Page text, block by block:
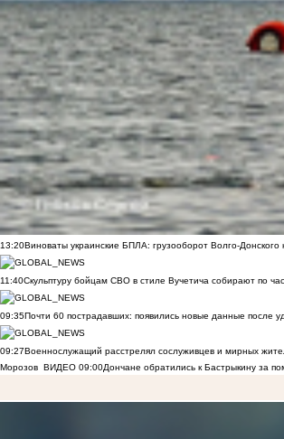
13:20Виноваты украинские БПЛА: грузооборот Волго-Донского
11:40Скульптуру бойцам СВО в стиле Вучетича собирают по
09:35Почти 60 пострадавших: появились новые данные после
09:27Военнослужащий расстрелял сослуживцев и мирных
Морозов ВИДЕО 09:00Дончане обратились к Бастрыкину за